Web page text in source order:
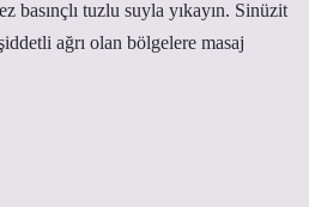
basınçlı tuzlu suyla yıkayın. Sinüzit
ağrı olan bölgelere masaj